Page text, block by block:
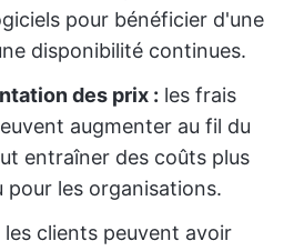
pour bénéficier d'une
disponibilité continues.
des prix : les frais
augmenter au fil du
entraîner des coûts plus
pour les organisations.
les clients peuvent avoir